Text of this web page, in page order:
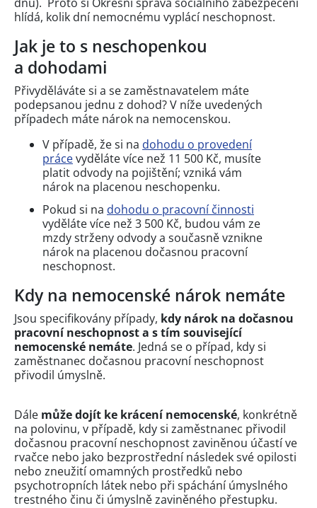
hlídá, kolik dní nemocnému vyplácí neschopnost.
Jak je to s neschopenkou
a dohodami
Přivyděláváte si a se zaměstnavatelem máte
podepsanou jednu z dohod? V níže uvedených
případech máte nárok na nemocenskou.
V případě, že si na dohodu o provedení
prácevyděláte více než 11 500 Kč, musíte
platit odvody na pojištění; vzniká vám
nárok na placenou neschopenku.
Pokud si na dohodu o pracovní činnosti
vyděláte více než 3 500 Kč, budou vám ze
mzdy strženy odvody a současně vznikne
nárok na placenou dočasnou pracovní
neschopnost.
Kdy na nemocenské nárok nemáte
Jsou specifikovány případy, kdy nárok na dočasnou
pracovní neschopnost a s tím související
nemocenské nemáte. Jedná se o případ, kdy si
zaměstnanec dočasnou pracovní neschopnost
přivodil úmyslně.
Dále může dojít ke krácení nemocenské, konkrétně
na polovinu, v případě, kdy si zaměstnanec přivodil
dočasnou pracovní neschopnost zaviněnou účastí ve
rvačce nebo jako bezprostřední následek své opilosti
nebo zneužití omamných prostředků nebo
psychotropních látek nebo při spáchání úmyslného
trestného činu či úmyslně zaviněného přestupku.